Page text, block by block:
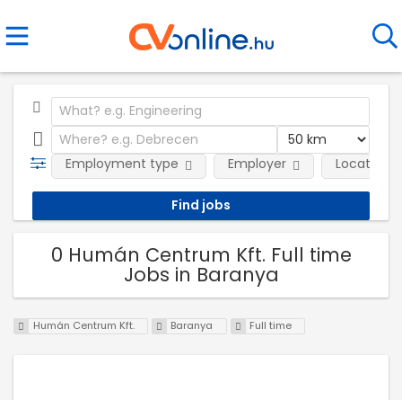
Employment type Employer Location
0 Humán Centrum Kft. Full time
Jobs in Baranya
Humán Centrum Kft. Baranya Full time